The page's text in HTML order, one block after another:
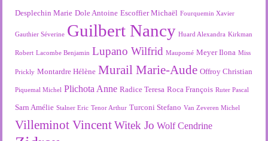
Desplechin Marie Dole Antoine Escoffier Michaël Fourquemin Xavier
Gauthier Séverine Guilbert Nancy Huard Alexandra Kirkman
Robert Lacombe Benjamin Lupano Wilfrid Maupomé Meyer Ilona Miss
Prickly Montardre Hélène Murail Marie-Aude Offroy Christian
Piquemal Michel Plichota Anne Radice Teresa Roca François Ruter Pascal
Sarn Amélie Stalner Eric Tenor Arthur Turconi Stefano Van Zeveren Michel
Villeminot Vincent Witek Jo Wolf Cendrine